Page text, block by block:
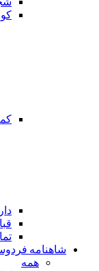
شاهنامه
همه